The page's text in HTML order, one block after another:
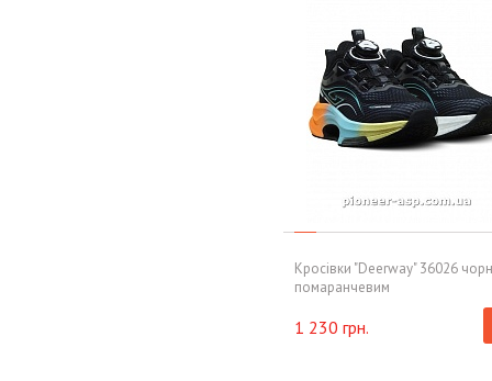
Кросівки "Deerway" 36026
помаранчевим
1 230 грн.